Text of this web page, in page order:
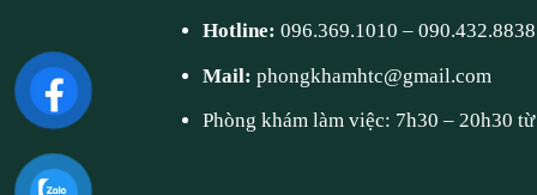
Hotline:096.369.1010 –090.432.8838
Mail:phongkhamhtc@gmail.com
Phòng khám làm việc: 7h30 – 20h30